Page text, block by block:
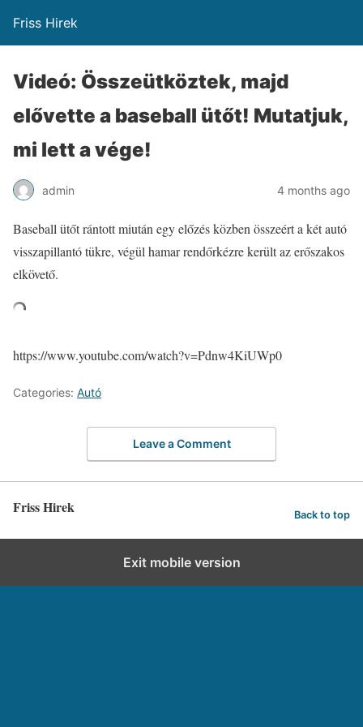
Friss Hirek
Videó: Összeütköztek, majd
elővette a baseball ütőt! Mutatjuk,
mi lett a vége!
admin 4 months ago
Baseball ütőt rántott miután egy előzés közben összeért a két autó
visszapillantó tükre, végül hamar rendőrkézre került az erőszakos
elkövető.
https://www.youtube.com/watch?v=Pdnw4KiUWp0
Categories: Autó
Leave a Comment
Friss Hirek Back to top
Exit mobile version